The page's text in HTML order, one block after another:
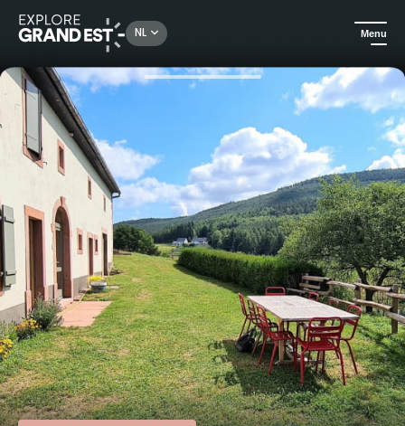
NL Menu
Kijk je ogen uit in de Grand Est Gîte Les Griottes - Gites de France - Orbey